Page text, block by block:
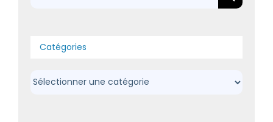
Catégories
Catégories